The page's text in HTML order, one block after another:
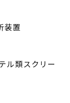
装置
ル類スクリー